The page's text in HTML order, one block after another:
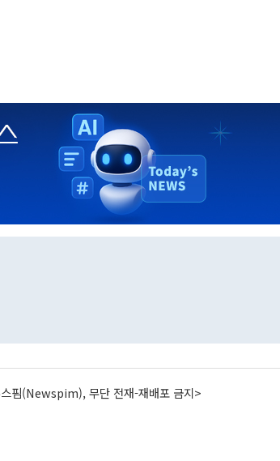
핌(Newspim), 무단 전재-재배포 금지>